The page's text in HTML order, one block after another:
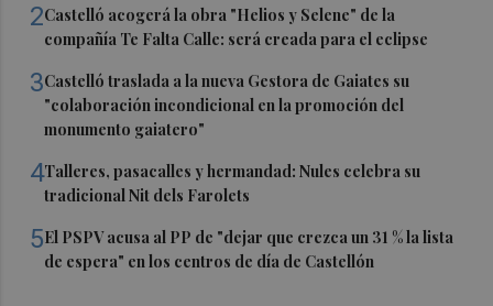
2Castelló acogerá la obra "Helios y Selene" de la
compañía Te Falta Calle: será creada para el eclipse
3Castelló traslada a la nueva Gestora de Gaiates su
"colaboración incondicional en la promoción del
monumento gaiatero"
4Talleres, pasacalles y hermandad: Nules celebra su
tradicional Nit dels Farolets
5El PSPV acusa al PP de "dejar que crezca un 31 % la lista
de espera" en los centros de día de Castellón